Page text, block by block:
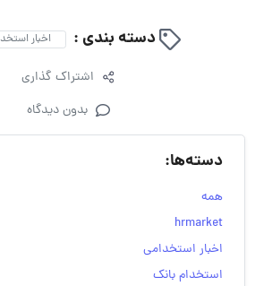
دسته بندی : اخبار
اشتراک گذاری
بدون دیدگاه
دسته‌ها:
همه
hrmarket
اخبار استخدامی
استخدام بانک